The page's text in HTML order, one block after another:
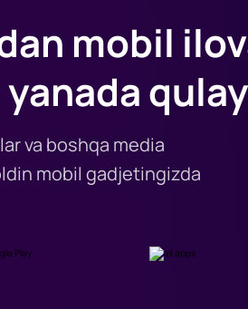
mobil
va boshqa media
mobil gadjetingizda